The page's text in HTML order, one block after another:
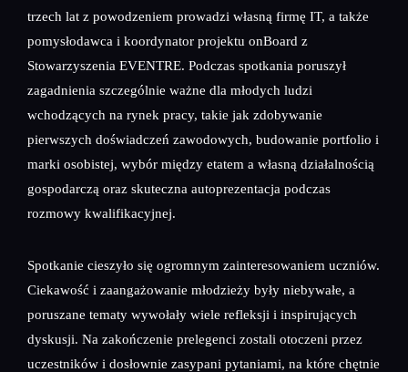
trzech lat z powodzeniem prowadzi własną firmę IT, a także
pomysłodawca i koordynator projektu onBoard z
Stowarzyszenia EVENTRE. Podczas spotkania poruszył
zagadnienia szczególnie ważne dla młodych ludzi
wchodzących na rynek pracy, takie jak zdobywanie
pierwszych doświadczeń zawodowych, budowanie portfolio i
marki osobistej, wybór między etatem a własną działalnością
gospodarczą oraz skuteczna autoprezentacja podczas
rozmowy kwalifikacyjnej.
Spotkanie cieszyło się ogromnym zainteresowaniem uczniów.
Ciekawość i zaangażowanie młodzieży były niebywałe, a
poruszane tematy wywołały wiele refleksji i inspirujących
dyskusji. Na zakończenie prelegenci zostali otoczeni przez
uczestników i dosłownie zasypani pytaniami, na które chętnie